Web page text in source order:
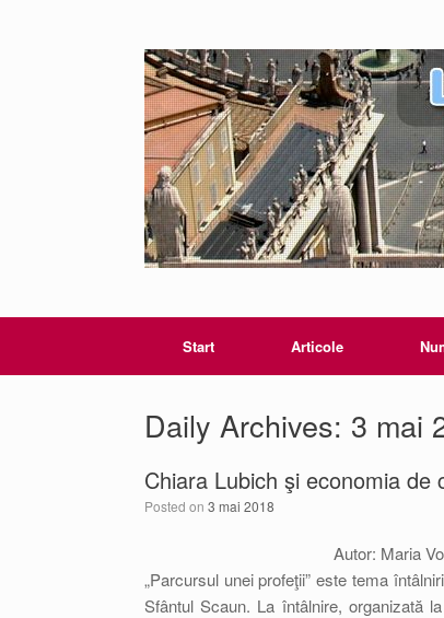
Start Articole
Daily Archives: 3 mai
Chiara Lubich şi economia de
Posted on 3 mai 2018
Autor: Maria
„Parcursul unei profeţii” este tema
Sfântul Scaun. La întâlnire, organizată